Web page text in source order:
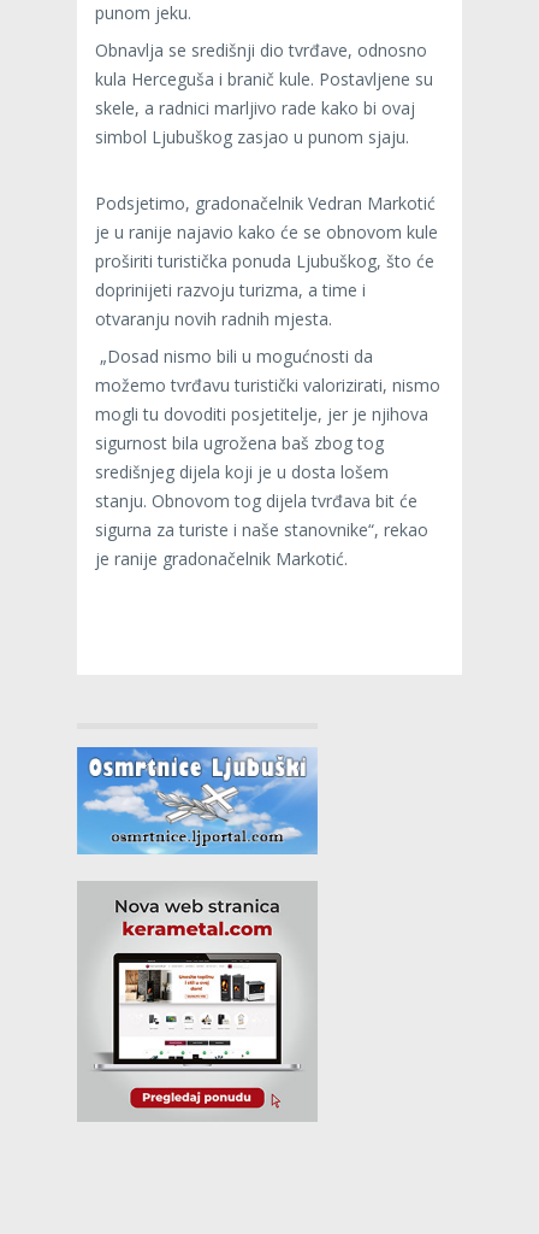
punom jeku.
Obnavlja se središnji dio tvrđave, odnosno
kula Herceguša i branič kule. Postavljene su
skele, a radnici marljivo rade kako bi ovaj
simbol Ljubuškog zasjao u punom sjaju.
Podsjetimo, gradonačelnik Vedran Markotić
je u ranije najavio kako će se obnovom kule
proširiti turistička ponuda Ljubuškog, što će
doprinijeti razvoju turizma, a time i
otvaranju novih radnih mjesta.
„Dosad nismo bili u mogućnosti da
možemo tvrđavu turistički valorizirati, nismo
mogli tu dovoditi posjetitelje, jer je njihova
sigurnost bila ugrožena baš zbog tog
središnjeg dijela koji je u dosta lošem
stanju. Obnovom tog dijela tvrđava bit će
sigurna za turiste i naše stanovnike“, rekao
je ranije gradonačelnik Markotić.